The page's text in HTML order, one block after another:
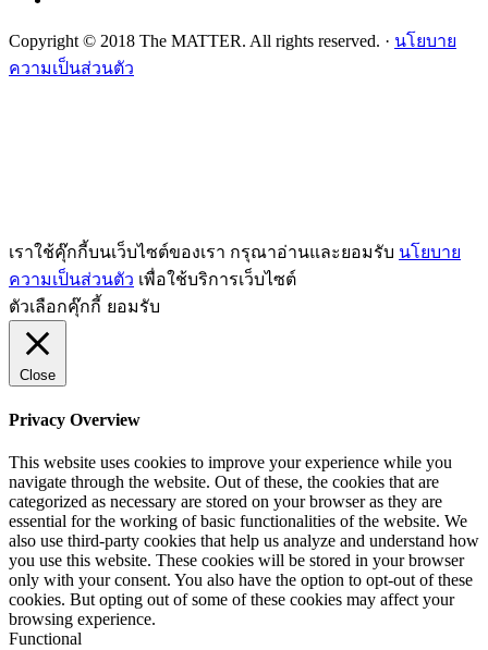
Copyright © 2018 The MATTER. All rights reserved. · นโยบาย
ความเป็นส่วนตัว
เราใช้คุ๊กกี้บนเว็บไซต์ของเรา กรุณาอ่านและยอมรับ นโยบาย
ความเป็นส่วนตัว เพื่อใช้บริการเว็บไซต์
ตัวเลือกคุ๊กกี้ ยอมรับ
Close
Privacy Overview
This website uses cookies to improve your experience while you
navigate through the website. Out of these, the cookies that are
categorized as necessary are stored on your browser as they are
essential for the working of basic functionalities of the website. We
also use third-party cookies that help us analyze and understand how
you use this website. These cookies will be stored in your browser
only with your consent. You also have the option to opt-out of these
cookies. But opting out of some of these cookies may affect your
browsing experience.
Functional